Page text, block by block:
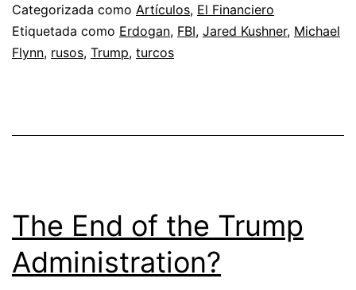
Categorizada como Artículos, El Financiero
Etiquetada como Erdogan, FBI, Jared Kushner, Michael
Flynn, rusos, Trump, turcos
The End of the Trump
Administration?